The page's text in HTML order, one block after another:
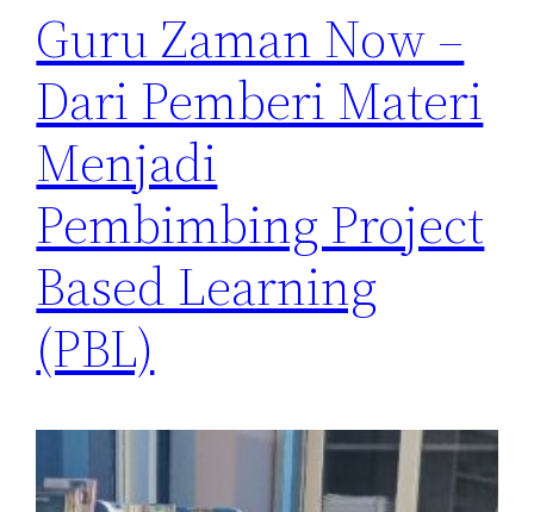
Guru Zaman Now –
Dari Pemberi Materi
Menjadi
Pembimbing Project
Based Learning
(PBL)